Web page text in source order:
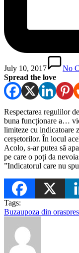
July 10, 2017
No
Spread the love
Respectarea regulilor
buna funcționare a…
limiteze cu indicatoare
cerșetorilor. În locul
Acolo, s-ar putea să
pe care o poți da
”Indicatorul care nu
Tags:
Buzaupoza din oras